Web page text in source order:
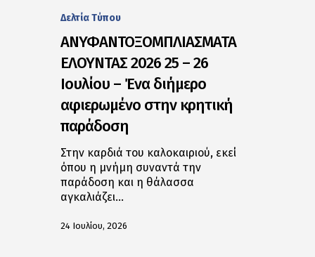
Δελτία Tύπου
ΑΝΥΦΑΝΤΟΞΟΜΠΛΙΑΣΜΑΤΑ
ΕΛΟΥΝΤΑΣ 2026 25 – 26
Ιουλίου – Ένα διήμερο
αφιερωμένο στην κρητική
παράδοση
Στην καρδιά του καλοκαιριού, εκεί
όπου η μνήμη συναντά την
παράδοση και η θάλασσα
αγκαλιάζει…
24 Ιουλίου, 2026